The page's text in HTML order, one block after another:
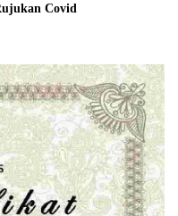
Covid